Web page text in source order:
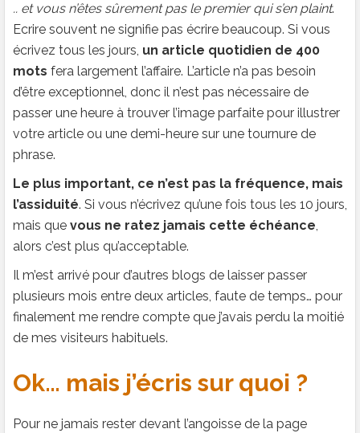
.. et vous n’êtes sûrement pas le premier qui s’en plaint.
Ecrire souvent ne signifie pas écrire beaucoup. Si vous
écrivez tous les jours, un article quotidien de 400
mots fera largement l’affaire. L’article n’a pas besoin
d’être exceptionnel, donc il n’est pas nécessaire de
passer une heure à trouver l’image parfaite pour illustrer
votre article ou une demi-heure sur une tournure de
phrase.
Le plus important, ce n’est pas la fréquence, mais
l’assiduité. Si vous n’écrivez qu’une fois tous les 10 jours,
mais que vous ne ratez jamais cette échéance,
alors c’est plus qu’acceptable.
Il m’est arrivé pour d’autres blogs de laisser passer
plusieurs mois entre deux articles, faute de temps… pour
finalement me rendre compte que j’avais perdu la moitié
de mes visiteurs habituels.
Ok… mais j’écris sur quoi ?
Pour ne jamais rester devant l’angoisse de la page